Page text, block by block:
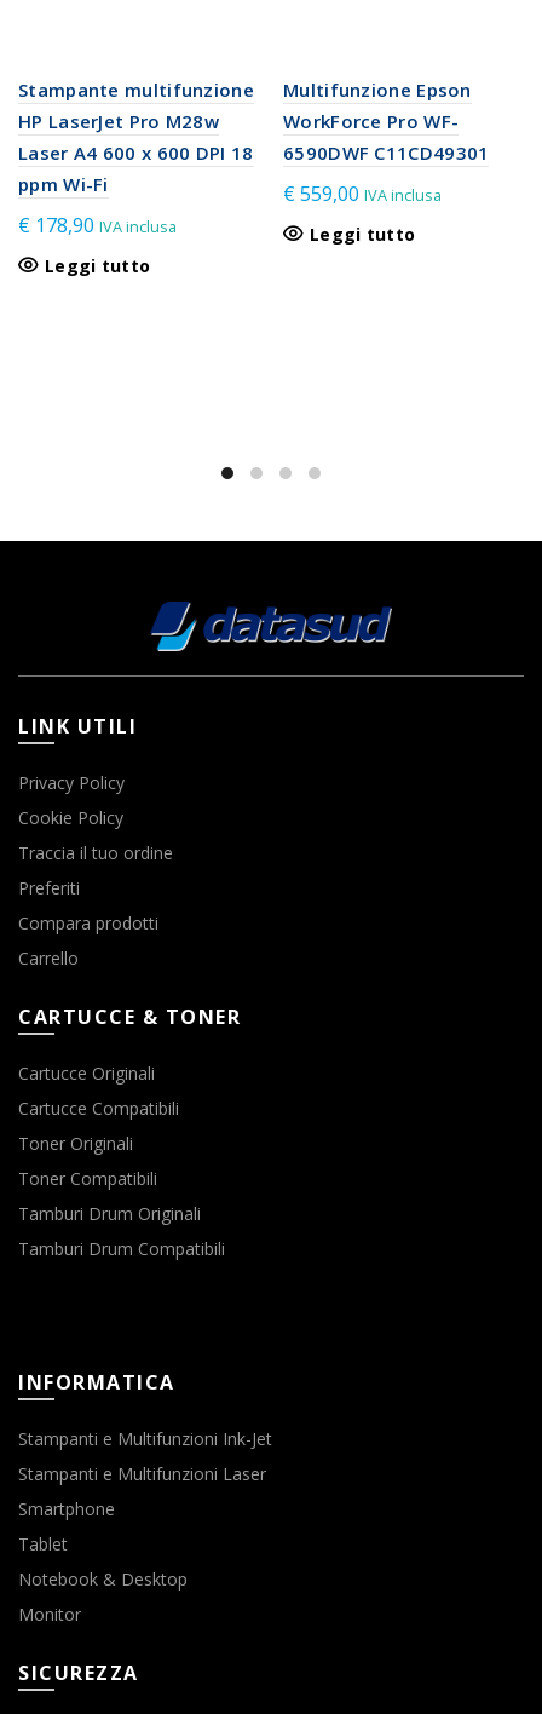
Stampante multifunzione
HP LaserJet Pro M28w
Laser A4 600 x 600 DPI 18
ppm Wi-Fi
€ 178,90 IVA inclusa
Leggi tutto
Multifunzione Epson
WorkForce Pro WF-
6590DWF C11CD49301
€559,00 IVA inclusa
Leggi tutto
LINK UTILI
Privacy Policy
Cookie Policy
Traccia il tuo ordine
Preferiti
Compara prodotti
Carrello
CARTUCCE & TONER
Cartucce Originali
Cartucce Compatibili
Toner Originali
Toner Compatibili
Tamburi Drum Originali
Tamburi Drum Compatibili
INFORMATICA
Stampanti e Multifunzioni Ink-Jet
Stampanti e Multifunzioni Laser
Smartphone
Tablet
Notebook & Desktop
Monitor
SICUREZZA